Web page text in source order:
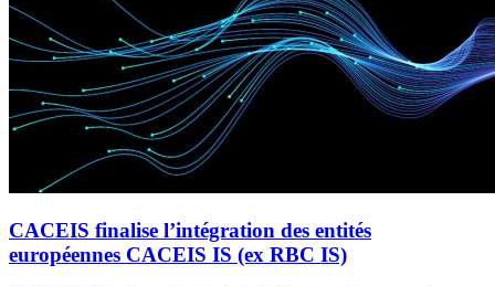
CACEIS finalise l’intégration des entités
européennes CACEIS IS (ex RBC IS)